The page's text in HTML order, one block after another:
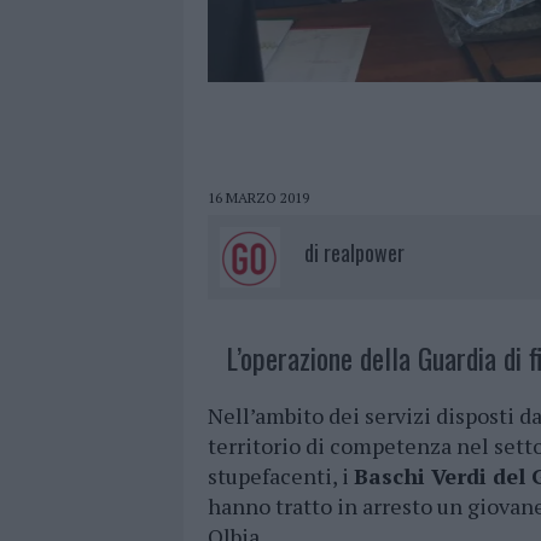
16 MARZO 2019
di realpower
L’operazione della Guardia di
Nell’ambito dei servizi disposti
territorio di competenza nel
stupefacenti, i Baschi Verdi del
hanno tratto in arresto un